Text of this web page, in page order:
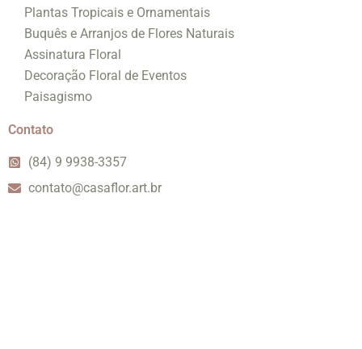
Plantas Tropicais e Ornamentais
Buquês e Arranjos de Flores Naturais
Assinatura Floral
Decoração Floral de Eventos
Paisagismo
Contato
(84) 9 9938-3357
contato@casaflor.art.br